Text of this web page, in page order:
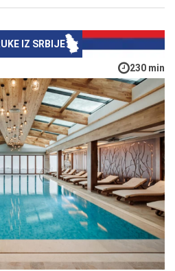
IZ SRBIJE
230 min